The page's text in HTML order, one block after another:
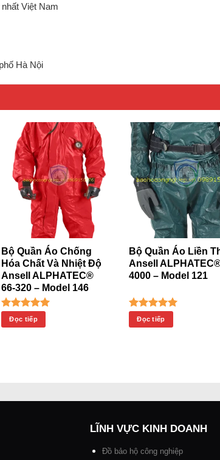
Việt Nam
Hà Nội
Bộ Quần Áo Chống
Hóa Chất Và Nhiệt Độ
Ansell ALPHATEC®
66-320 – Model 146
Được xếp
hạng5.00
Đọc tiếp
Bộ Quần Áo Liền
Ansell
4000 – Model 121
Được xếp
hạng5.00
Đọc tiếp
LĨNH VỰC KINH DOANH
Đồ bảo hộ công nghiệp